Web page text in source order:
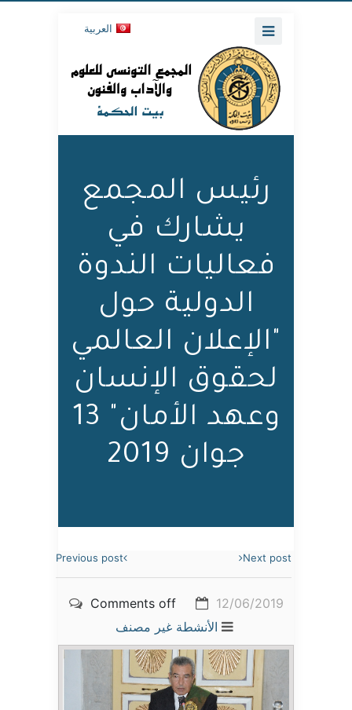
العربية
رئيس المجمع
يشارك في
فعاليات الندوة
الدولية حول
"الإعلان العالمي
لحقوق الإنسان
وعهد الأمان" 13
جوان 2019
Previous post Next post
12/06/2019
Comments off
الأنشطة غير مصنف